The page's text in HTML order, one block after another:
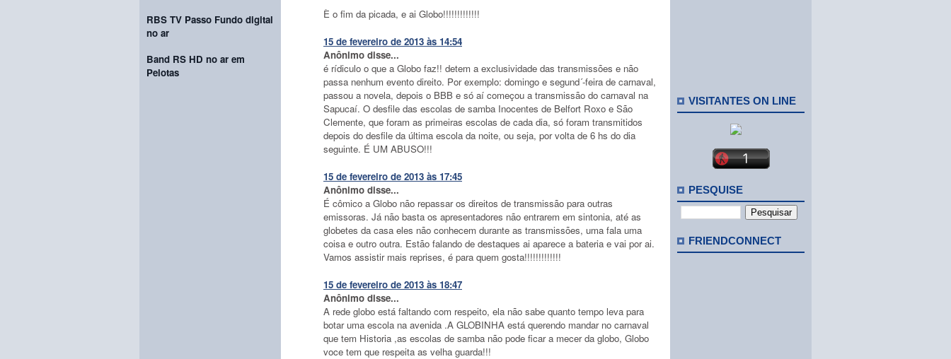
RBS TV Passo Fundo digital
no ar
Band RS HD no ar em
Pelotas
È o fim da picada, e ai Globo!!!!!!!!!!!!!
15 de fevereiro de 2013 às 14:54
Anônimo disse...
é rídiculo o que a Globo faz!! detem a exclusividade das transmissões e não
passa nenhum evento direito. Por exemplo: domingo e segund´-feira de carnaval,
passou a novela, depois o BBB e só aí começou a transmissão do carnaval na
Sapucaí. O desfile das escolas de samba Inocentes de Belfort Roxo e São
Clemente, que foram as primeiras escolas de cada dia, só foram transmitidos
depois do desfile da última escola da noite, ou seja, por volta de 6 hs do dia
seguinte. É UM ABUSO!!!
15 de fevereiro de 2013 às 17:45
Anônimo disse...
É cômico a Globo não repassar os direitos de transmissão para outras
emissoras. Já não basta os apresentadores não entrarem em sintonia, até as
globetes da casa eles não conhecem durante as transmissões, uma fala uma
coisa e outro outra. Estão falando de destaques ai aparece a bateria e vai por ai.
Vamos assistir mais reprises, é para quem gosta!!!!!!!!!!!!!
15 de fevereiro de 2013 às 18:47
Anônimo disse...
A rede globo está faltando com respeito, ela não sabe quanto tempo leva para
botar uma escola na avenida .A GLOBINHA está querendo mandar no carnaval
que tem Historia ,as escolas de samba não pode ficar a mecer da globo, Globo
voce tem que respeita as velha guarda!!!
VISITANTES ON LINE
PESQUISE
FRIENDCONNECT